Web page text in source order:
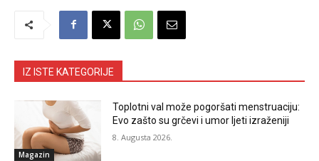
IZ ISTE KATEGORIJE
Magazin
Toplotni val može pogoršati menstruaciju:
Evo zašto su grčevi i umor ljeti izraženiji
8. Augusta 2026.